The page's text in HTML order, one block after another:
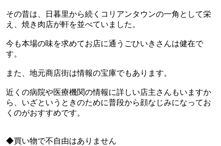
その昔は、日暮里から続くコリアンタウンの一角として栄
え、焼き肉店が軒を並べていました。
今も本場の味を求めてお店に通うごひいきさんは健在で
す。
また、地元商店街は情報の宝庫でもあります。
近くの病院や医療機関の情報に詳しい店主さんもいますか
ら、いざというときのために普段から顔なじみになってお
くのがおすすめです。
◆買い物で不自由はありません